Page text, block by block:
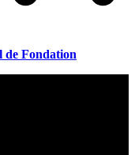
de Fondation